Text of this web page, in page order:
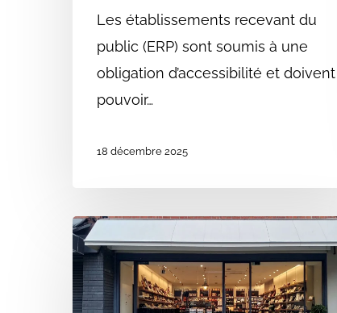
Les établissements recevant du
public (ERP) sont soumis à une
obligation d’accessibilité et doivent
pouvoir…
18 décembre 2025
Réglementation
ERP
catégorie
5